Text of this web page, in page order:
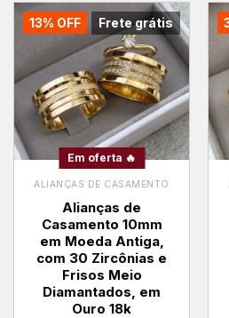
Frete grátis
13% OFF
Em oferta 🔥
ALIANÇAS DE CASAMENTO
Alianças de
Casamento 10mm
em Moeda Antiga,
com 30 Zircônias e
Frisos Meio
Diamantados, em
Ouro 18k